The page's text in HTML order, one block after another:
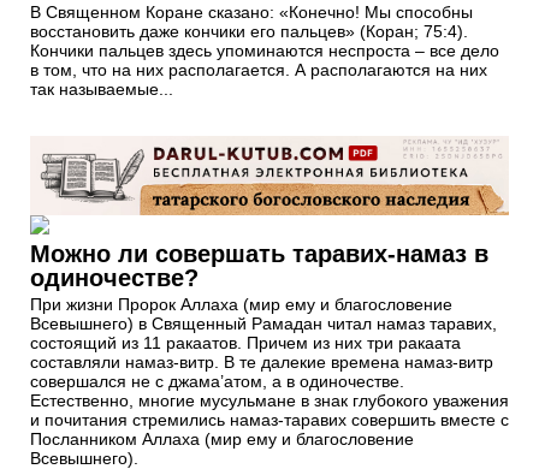
В Священном Коране сказано: «Конечно! Мы способны
восстановить даже кончики его пальцев» (Коран; 75:4).
Кончики пальцев здесь упоминаются неспроста – все дело
в том, что на них располагается. А располагаются на них
так называемые...
Можно ли совершать таравих-намаз в
одиночестве?
При жизни Пророк Аллаха (мир ему и благословение
Всевышнего) в Священный Рамадан читал намаз таравих,
состоящий из 11 ракаатов. Причем из них три ракаата
составляли намаз-витр. В те далекие времена намаз-витр
совершался не с джама’атом, а в одиночестве.
Естественно, многие мусульмане в знак глубокого уважения
и почитания стремились намаз-таравих совершить вместе с
Посланником Аллаха (мир ему и благословение
Всевышнего).